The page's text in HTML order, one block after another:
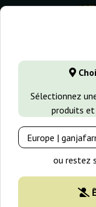
Sélectionnez
produits
ou restez
GanjaFarmer.fr
-25%
+gratisie